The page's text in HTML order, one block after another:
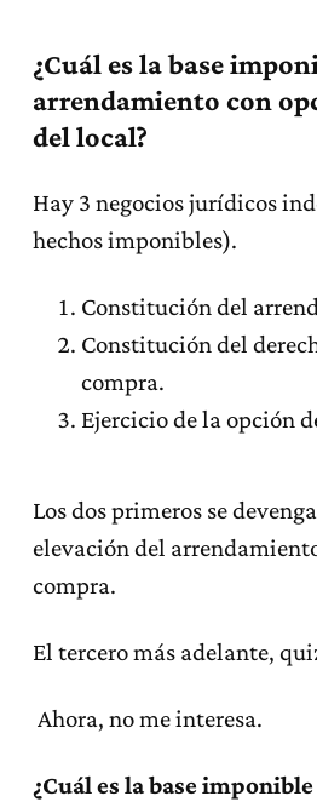
¿Cuál es la base
arrendamiento con
del local?
Hay 3 negocios jurídicos
hechos imponibles).
Constitución del
Constitución del
compra.
Ejercicio de la opción
Los dos primeros se
elevación del
compra.
El tercero más adelante,
Ahora, no me interesa.
¿Cuál es la base